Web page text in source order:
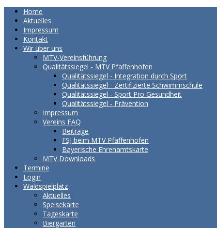
Home
Aktuelles
Impressum
Kontakt
Wir über uns
MTV-Vereinsführung
Qualitätssiegel - MTV Pfaffenhofen
Qualitätssiegel - Integration durch Sport
Qualitätssiegel - Zertifizierte Schwimmschule
Qualitätssiegel - Sport Pro Gesundheit
Qualitätssiegel - Prävention
Impressum
Vereins FAQ
Beiträge
FSJ beim MTV Pfaffenhofen
Bayerische Ehrenamtskarte
MTV Downloads
Termine
Login
Waldspielplatz
Aktuelles
Speisekarte
Tageskarte
Biergarten